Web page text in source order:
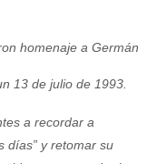
13 de julio de 1993.
a recordar a
días” y retomar su